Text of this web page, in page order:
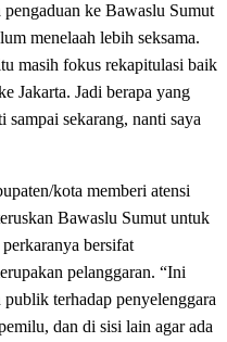
ke Bawaslu Sumut
menelaah lebih seksama.
masih fokus rekapitulasi baik
Jakarta. Jadi berapa yang
sekarang, nanti saya
kota memberi atensi
Bawaslu Sumut untuk
bersifat
pelanggaran. “Ini
terhadap penyelenggara
dan di sisi lain agar ada